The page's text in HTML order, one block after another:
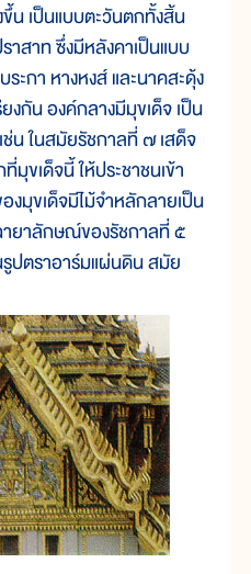
เป็นแบบตะวันตกทั้งสิ้น
าสาท ซึ่งมีหลังคาเป็นแบบ
ะกา หางหงส์ และนาคสะดุ้ง
งกัน องค์กลางมีมุขเด็จ เป็น
ช่น ในสมัยรัชกาลที่ ๗ เสด็จ
ขเด็จนี้ ให้ประชาชนเข้า
มุขเด็จมีไม้จำหลักลายเป็น
ยาลักษณ์ของรัชกาลที่ ๕
ปตราอาร์มแผ่นดิน สมัย